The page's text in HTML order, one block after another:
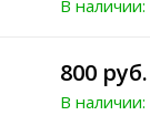
В наличии:
800 руб.
В наличии: